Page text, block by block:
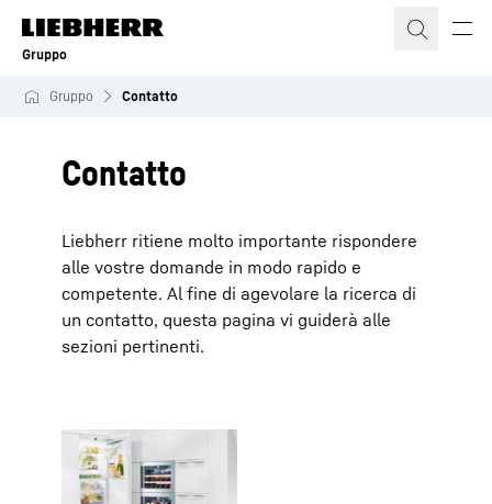
Gruppo
Gruppo Contatto
Contatto
Liebherr ritiene molto importante rispondere
alle vostre domande in modo rapido e
competente. Al fine di agevolare la ricerca di
un contatto, questa pagina vi guiderà alle
sezioni pertinenti.